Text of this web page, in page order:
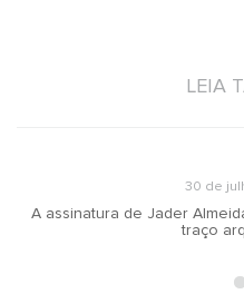
LEIA
30 de
A assinatura de Jader
traço